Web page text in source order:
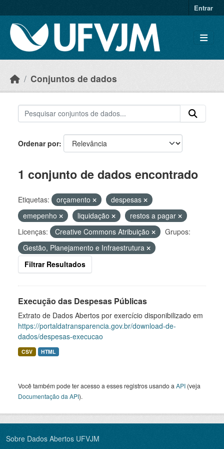
Entrar
Conjuntos de dados
Ordenar por
1 conjunto de dados encontrado
Etiquetas: orçamento
despesas
emepenho
liquidação
restos a pagar
Licenças:
Creative Commons Atribuição
Grupos:
Gestão, Planejamento e Infraestrutura
Filtrar Resultados
Execução das Despesas Públicas
Extrato de Dados Abertos por exercício disponibilizado em
https://portaldatransparencia.gov.br/download-de-
dados/despesas-execucao
CSV HTML
Você também pode ter acesso a esses registros usando a API (veja
Documentação da API).
Sobre Dados Abertos UFVJM